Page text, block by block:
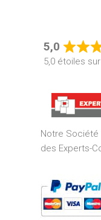
5,0
5
5,0 étoiles
Notre Société
des Experts-